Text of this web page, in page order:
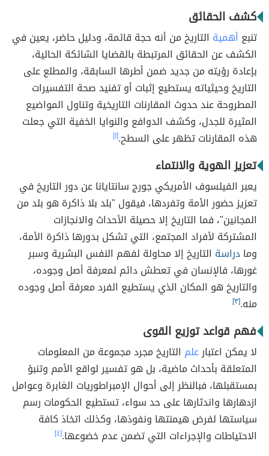
كشف الحقائق
تنبع أهمية التاريخ من أنه حجة قائمة، ودليل حاضر، يعين في
الكشف عن الحقائق المرتبطة بالقضايا الشائكة الحالية،
بإعادة رؤيته من جديد ضمن أطرها السابقة، والمطلع على
التاريخ وحيثياته يستطيع إثبات أو تفنيد صحة التفسيرات
المطروحة عند حدوث المقارنات التاريخية وتناول المواضيع
المثيرة للجدل، وكشف الدوافع والنوايا الخفية التي جعلت
هذه المقارنات تظهر على السطح.[١]
تعزيز الهوية والانتماء
يعبر الفيلسوف الأمريكي جورج سانتايانا عن دور التاريخ في
تعزيز حضور الأمة وتفردها، فيقول "بلد بلا ذاكرة هو بلد من
المجانين"، فما التاريخ إلا حصيلة الأحداث والانجازات
المشتركة لأفراد المجتمع، التي تشكل بدورها ذاكرة الأمة،
ومادراسة التاريخ إلا محاولة لفهم النفس البشرية وسبر
غورها، فالإنسان في تعطش دائم لمعرفة أصل وجوده،
والتاريخ هو المكان الذي يستطيع الفرد معرفة أصل وجوده
منه.[٣]
فهم قواعد توزيع القوى
لا يمكن اعتبارعلم التاريخ مجرد مجموعة من المعلومات
المتعلقة بأحداث ماضية، بل هو تفسير لواقع الأمم وتنبؤ
بمستقبلها، فبالنظر إلى أحوال الإمبراطوريات الغابرة وعوامل
ازدهارها واندثارها على حد سواء، تستطيع الحكومات رسم
سياستها لفرض هيمنتها ونفوذها، وكذلك اتخاذ كافة
الاحتياطات والإجراءات التي تضمن عدم خضوعها.[٤]